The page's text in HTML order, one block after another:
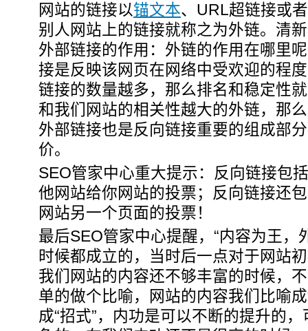
网站的链接以锚文本、URL超链接或
别人网站上的链接就称之为外链。清
外部链接的作用：外链的作用在哪里
接是反映该网页在网络中受欢迎的程
链接的数量越多，那么排名和稳定性
和我们网站的相关性越大的外链，那
外部链接也是反向链接重要的组成部
价。
SEO管家中心重大提示：反向链接包
他网站给你网站的投票；反向链接还
网站另一个页面的投票！
最后SEO管家中心提醒，“内容为王，
时候都成立的，当时后一点对于网站
我们网站的内容还不够丰富的时候，
单的做个比喻，网站的内容我们比喻
成“招式”，内功是可以不断的提升的